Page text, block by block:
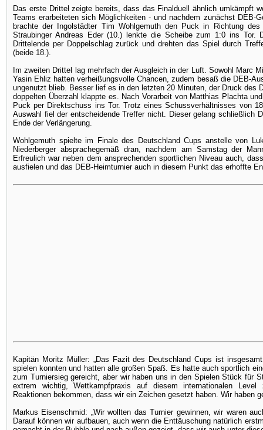
Das erste Drittel zeigte bereits, dass das Finalduell ähnlich umkämpft
Teams erarbeiteten sich Möglichkeiten - und nachdem zunächst DEB-
brachte der Ingolstädter Tim Wohlgemuth den Puck in Richtung
Straubinger Andreas Eder (10.) lenkte die Scheibe zum 1:0 ins Tor.
Drittelende per Doppelschlag zurück und drehten das Spiel durch
(beide 18.).
Im zweiten Drittel lag mehrfach der Ausgleich in der Luft. Sowohl Marc
Yasin Ehliz hatten verheißungsvolle Chancen, zudem besaß die DEB-
ungenutzt blieb. Besser lief es in den letzten 20 Minuten, der Druck des
doppelten Überzahl klappte es. Nach Vorarbeit von Matthias Plachta
Puck per Direktschuss ins Tor. Trotz eines Schussverhältnisses von
Auswahl fiel der entscheidende Treffer nicht. Dieser gelang schließlich
Ende der Verlängerung.
Wohlgemuth spielte im Finale des Deutschland Cups anstelle von
Niederberger absprachegemäß dran, nachdem am Samstag der
Erfreulich war neben dem ansprechenden sportlichen Niveau auch,
ausfielen und das DEB-Heimturnier auch in diesem Punkt das erhoffte
Kapitän Moritz Müller: „Das Fazit des Deutschland Cups ist
spielen konnten und hatten alle großen Spaß. Es hatte auch sportlich
zum Turniersieg gereicht, aber wir haben uns in den Spielen Stück für
extrem wichtig, Wettkampfpraxis auf diesem internationalen
Reaktionen bekommen, dass wir ein Zeichen gesetzt haben. Wir haben
Markus Eisenschmid: „Wir wollten das Turnier gewinnen, wir waren
Darauf können wir aufbauen, auch wenn die Enttäuschung natürlich